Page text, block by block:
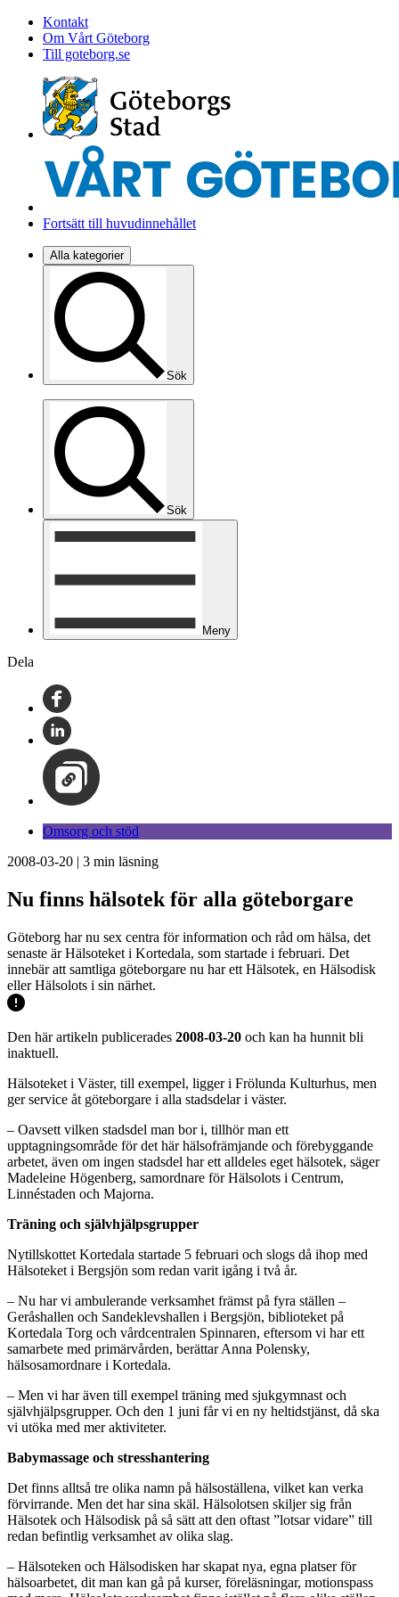
Kontakt
Om Vårt Göteborg
Till goteborg.se
Fortsätt till huvudinnehållet
Alla kategorier
Sök
Sök
Meny
Dela
Omsorg och stöd
2008-03-20 | 3 min läsning
Nu finns hälsotek för alla göteborgare
Göteborg har nu sex centra för information och råd om hälsa, det
senaste är Hälsoteket i Kortedala, som startade i februari. Det
innebär att samtliga göteborgare nu har ett Hälsotek, en Hälsodisk
eller Hälsolots i sin närhet.
Den här artikeln publicerades 2008-03-20 och kan ha hunnit bli
inaktuell.
Hälsoteket i Väster, till exempel, ligger i Frölunda Kulturhus, men
ger service åt göteborgare i alla stadsdelar i väster.
– Oavsett vilken stadsdel man bor i, tillhör man ett
upptagningsområde för det här hälsofrämjande och förebyggande
arbetet, även om ingen stadsdel har ett alldeles eget hälsotek, säger
Madeleine Högenberg, samordnare för Hälsolots i Centrum,
Linnéstaden och Majorna.
Träning och självhjälpsgrupper
Nytillskottet Kortedala startade 5 februari och slogs då ihop med
Hälsoteket i Bergsjön som redan varit igång i två år.
– Nu har vi ambulerande verksamhet främst på fyra ställen –
Geråshallen och Sandeklevshallen i Bergsjön, biblioteket på
Kortedala Torg och vårdcentralen Spinnaren, eftersom vi har ett
samarbete med primärvården, berättar Anna Polensky,
hälsosamordnare i Kortedala.
– Men vi har även till exempel träning med sjukgymnast och
självhjälpsgrupper. Och den 1 juni får vi en ny heltidstjänst, då ska
vi utöka med mer aktiviteter.
Babymassage och stresshantering
Det finns alltså tre olika namn på hälsoställena, vilket kan verka
förvirrande. Men det har sina skäl. Hälsolotsen skiljer sig från
Hälsotek och Hälsodisk på så sätt att den oftast ”lotsar vidare” till
redan befintlig verksamhet av olika slag.
– Hälsoteken och Hälsodisken har skapat nya, egna platser för
hälsoarbetet, dit man kan gå på kurser, föreläsningar, motionspass